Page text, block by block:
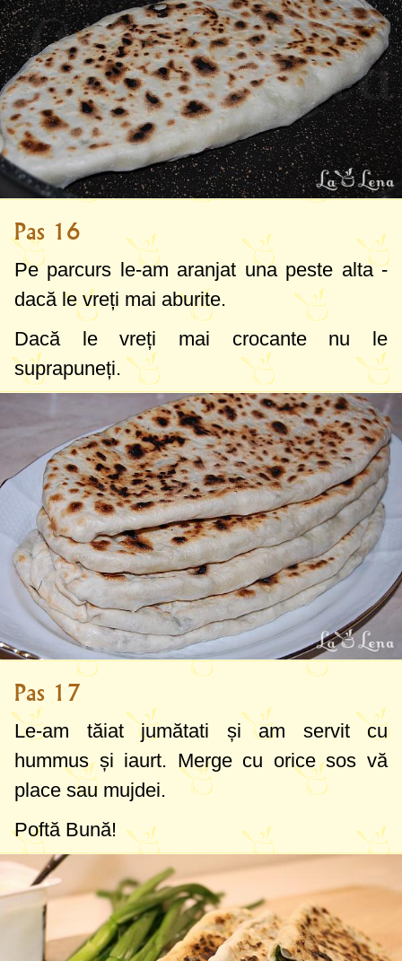
Pas 16
Pe parcurs le-am aranjat una peste alta -
dacă le vreți mai aburite.
Dacă le vreți mai crocante nu le
suprapuneți.
Pas 17
Le-am tăiat jumătati și am servit cu
hummus și iaurt. Merge cu orice sos vă
place sau mujdei.
Poftă Bună!